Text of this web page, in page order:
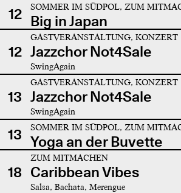
12
SOMMER IM SÜDPOL, ZUM
Big in Japan
12
GASTVERANSTALTUNG, KONZERT
Jazzchor Not4Sale
SwingAgain
13
GASTVERANSTALTUNG, KONZERT
Jazzchor Not4Sale
SwingAgain
13 SOMMER IM SÜDPOL, ZUM
Yoga an der Buvette
18
ZUM MITMACHEN
Caribbean Vibes
Salsa, Bachata, Merengue